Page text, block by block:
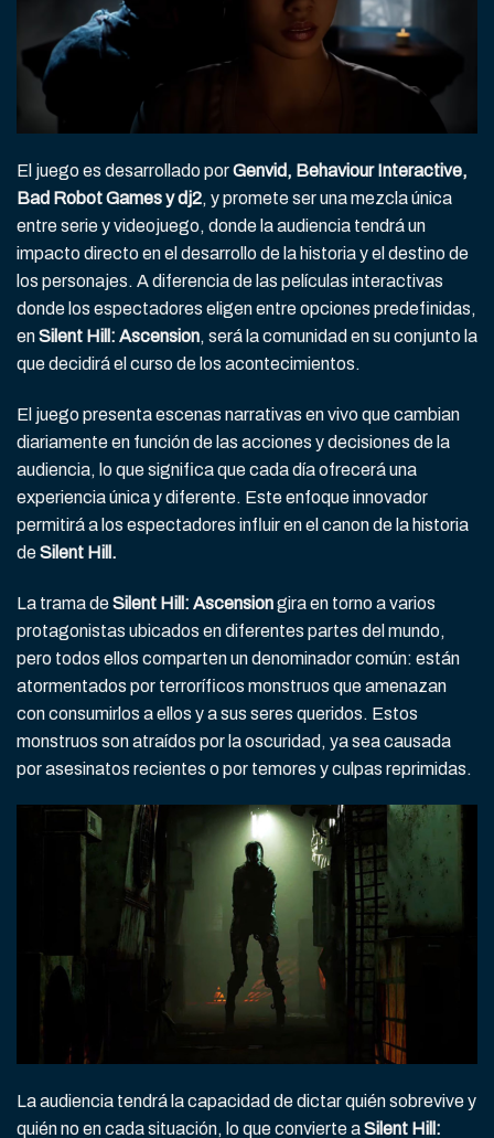
El juego es desarrollado porGenvid, Behaviour Interactive,
Bad Robot Games y dj2, y promete ser una mezcla única
entre serie y videojuego, donde la audiencia tendrá un
impacto directo en el desarrollo de la historia y el destino de
los personajes. A diferencia de las películas interactivas
donde los espectadores eligen entre opciones predefinidas,
enSilent Hill: Ascension, será la comunidad en su conjunto la
que decidirá el curso de los acontecimientos.
El juego presenta escenas narrativas en vivo que cambian
diariamente en función de las acciones y decisiones de la
audiencia, lo que significa que cada día ofrecerá una
experiencia única y diferente. Este enfoque innovador
permitirá a los espectadores influir en el canon de la historia
deSilent Hill.
La trama deSilent Hill: Ascensiongira en torno a varios
protagonistas ubicados en diferentes partes del mundo,
pero todos ellos comparten un denominador común: están
atormentados por terroríficos monstruos que amenazan
con consumirlos a ellos y a sus seres queridos. Estos
monstruos son atraídos por la oscuridad, ya sea causada
por asesinatos recientes o por temores y culpas reprimidas.
La audiencia tendrá la capacidad de dictar quién sobrevive y
quién no en cada situación, lo que convierte aSilent Hill: